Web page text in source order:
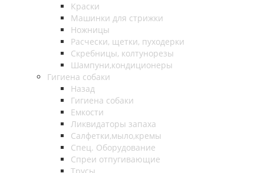
Краски
Машинки для стрижки
Ножницы
Расчески, щетки, пуходерки
Скребницы, колтунорезы
Шампуни,кондиционеры
Гигиена собаки
Назад
Гигиена собаки
Емкости
Ликвидаторы запаха
Салфетки,мыло,кремы
Спец. Оборудование
Спреи отпугивающие